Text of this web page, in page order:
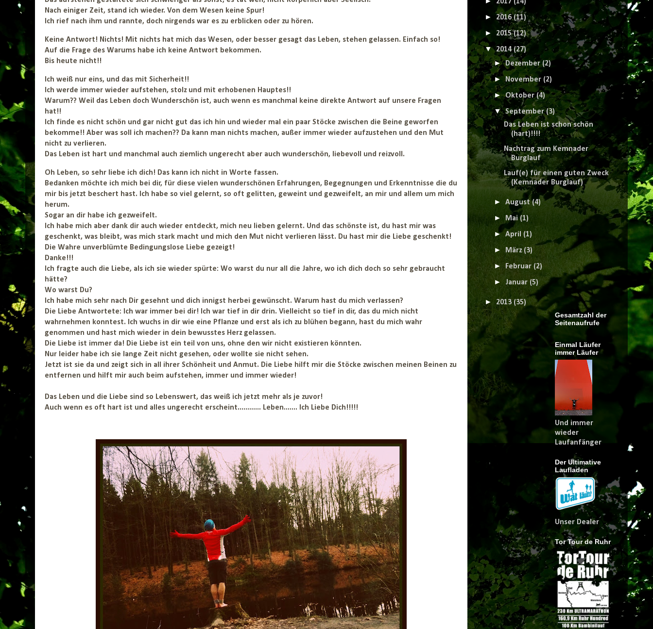
Nach einiger Zeit, stand ich wieder. Von dem Wesen keine Spur!
Ich rief nach ihm und rannte, doch nirgends war es zu erblicken oder zu hören.
Keine Antwort! Nichts! Mit nichts hat mich das Wesen, oder besser gesagt das Leben, stehen gelassen. Einfach so!
Auf die Frage des Warums habe ich keine Antwort bekommen.
Bis heute nicht!!
Ich weiß nur eins, und das mit Sicherheit!!
Ich werde immer wieder aufstehen, stolz und mit erhobenen Hauptes!!
Warum?? Weil das Leben doch Wunderschön ist, auch wenn es manchmal keine direkte Antwort auf unsere Fragen
hat!!
Ich finde es nicht schön und gar nicht gut das ich hin und wieder mal ein paar Stöcke zwischen die Beine geworfen
bekomme!! Aber was soll ich machen?? Da kann man nichts machen, außer immer wieder aufzustehen und den Mut
nicht zu verlieren.
Das Leben ist hart und manchmal auch ziemlich ungerecht aber auch wunderschön, liebevoll und reizvoll.
Oh Leben, so sehr liebe ich dich! Das kann ich nicht in Worte fassen.
Bedanken möchte ich mich bei dir, für diese vielen wunderschönen Erfahrungen, Begegnungen und Erkenntnisse die du
mir bis jetzt beschert hast. Ich habe so viel gelernt, so oft gelitten, geweint und gezweifelt, an mir und allem um mich
herum.
Sogar an dir habe ich gezweifelt.
Ich habe mich aber dank dir auch wieder entdeckt, mich neu lieben gelernt. Und das schönste ist, du hast mir was
geschenkt, was bleibt, was mich stark macht und mich den Mut nicht verlieren lässt. Du hast mir die Liebe geschenkt!
Die Wahre unverblümte Bedingungslose Liebe gezeigt!
Danke!!!
Ich fragte auch die Liebe, als ich sie wieder spürte: Wo warst du nur all die Jahre, wo ich dich doch so sehr gebraucht
hätte?
Wo warst Du?
Ich habe mich sehr nach Dir gesehnt und dich innigst herbei gewünscht. Warum hast du mich verlassen?
Die Liebe Antwortete: Ich war immer bei dir! Ich war tief in dir drin. Vielleicht so tief in dir, das du mich nicht
wahrnehmen konntest. Ich wuchs in dir wie eine Pflanze und erst als ich zu blühen begann, hast du mich wahr
genommen und hast mich wieder in dein bewusstes Herz gelassen.
Die Liebe ist immer da! Die Liebe ist ein teil von uns, ohne den wir nicht existieren könnten.
Nur leider habe ich sie lange Zeit nicht gesehen, oder wollte sie nicht sehen.
Jetzt ist sie da und zeigt sich in all ihrer Schönheit und Anmut. Die Liebe hilft mir die Stöcke zwischen meinen Beinen zu
entfernen und hilft mir auch beim aufstehen, immer und immer wieder!
Das Leben und die Liebe sind so Lebenswert, das weiß ich jetzt mehr als je zuvor!
Auch wenn es oft hart ist und alles ungerecht erscheint............ Leben....... Ich Liebe Dich!!!!!
2017 (14)
► 2016(11)
► 2015(12)
▼2014(27)
►Dezember(2)
►November (2)
►Oktober(4)
▼September(3)
Das Leben ist schon schön
(hart)!!!!
Nachtrag zum Kemnader
Burglauf
Lauf(e) für einen guten Zweck
(Kemnader Burglauf)
►August(4)
► Mai(1)
►April (1)
►März(3)
► Februar (2)
► Januar (5)
► 2013(35)
Gesamtzahl der
Seitenaufrufe
Einmal Läufer
immer Läufer
Und immer
wieder
Laufanfänger
Der Ultimative
Laufladen
Unser Dealer
Tor Tour de Ruhr